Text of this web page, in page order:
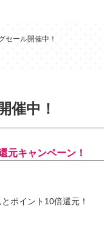
セール開催中！
催中！
キャンペーン！
ポイント10倍還元！